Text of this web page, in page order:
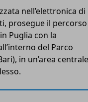
nell’elettronica di
prosegue il percorso
Puglia con la
del Parco
in un’area centrale